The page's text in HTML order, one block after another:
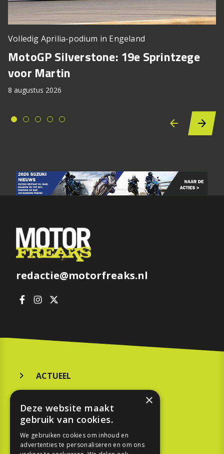
Volledig Aprilia-podium in Engeland
MotoGP Silverstone: 19e Sprintzege
voor Martin
8 augustus 2026
redactie@motorfreaks.nl
ACTUEEL
KOOPGIDS
TESTEN
×
Deze website maakt
gebruik van cookies.
We gebruiken cookies om inhoud en
advertenties te personaliseren en om ons